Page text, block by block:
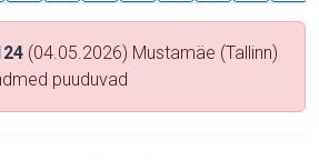
(04.05.2026) Mustamäe (Tallinn)
puuduvad